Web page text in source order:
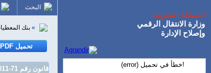
المملكة المغربية
وزارة الانتقال الرقمي
وإصلاح الإدارة
!خطأ في تحميل (error)
البحث
» بنك
قانون رقم 71-011 بتاريخ 12 ذي القعدة 1391 (30 دجنبر 1971) يحدث بموجبه نظام لمعاشات التقاعد المدنية.